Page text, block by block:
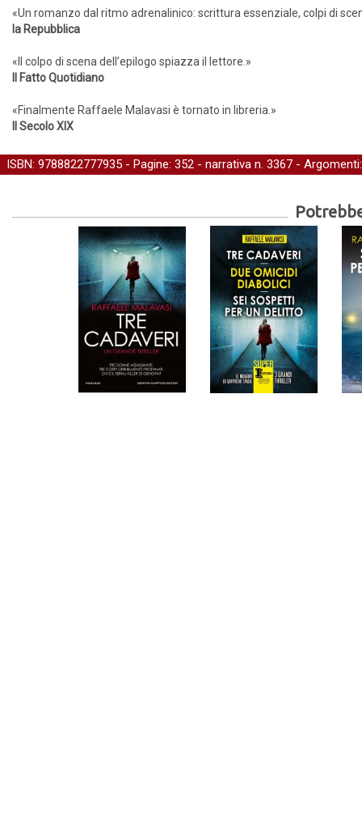
«Un romanzo dal ritmo adrenalinico: scrittura essenziale, colpi di
la Repubblica
«Il colpo di scena dell’epilogo spiazza il lettore.»
Il Fatto Quotidiano
«Finalmente Raffaele Malavasi è tornato in libreria.»
Il Secolo XIX
ISBN: 9788822777935 - Pagine: 352 - narrativa n. 3367 -